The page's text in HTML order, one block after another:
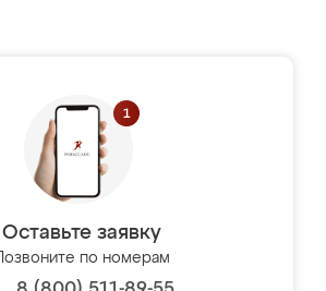
Оставьте заявку
Позвоните по номерам